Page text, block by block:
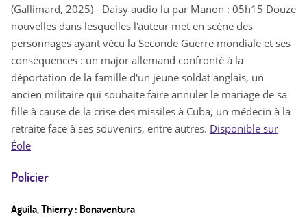
(Gallimard, 2025) - Daisy audio lu par Manon : 05h15 Douze
nouvelles dans lesquelles l'auteur met en scène des
personnages ayant vécu la Seconde Guerre mondiale et ses
conséquences : un major allemand confronté à la
déportation de la famille d'un jeune soldat anglais, un
ancien militaire qui souhaite faire annuler le mariage de sa
fille à cause de la crise des missiles à Cuba, un médecin à la
retraite face à ses souvenirs, entre autres. Disponible sur
Éole
Policier
Aguila, Thierry : Bonaventura